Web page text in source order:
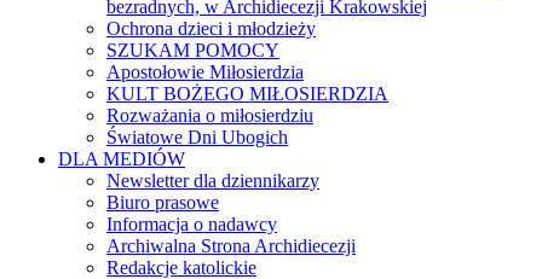
bezradnych, w Archidiecezji Krakowskiej
Ochrona dzieci i młodzieży
SZUKAM POMOCY
Apostołowie Miłosierdzia
KULT BOŻEGO MIŁOSIERDZIA
Rozważania o miłosierdziu
Światowe Dni Ubogich
DLA MEDIÓW
Newsletter dla dziennikarzy
Biuro prasowe
Informacja o nadawcy
Archiwalna Strona Archidiecezji
Redakcje katolickie